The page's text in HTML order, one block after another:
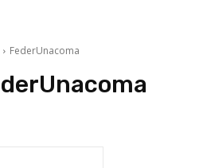
FederUnacoma